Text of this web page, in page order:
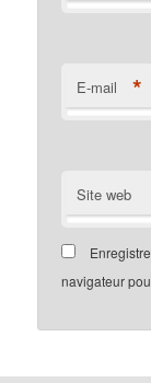
E-mail *
Site web
navigateur